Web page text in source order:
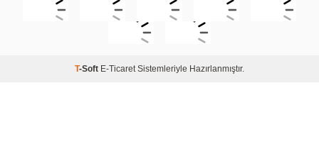
T-Soft E-Ticaret Sistemleriyle Hazırlanmıştır.